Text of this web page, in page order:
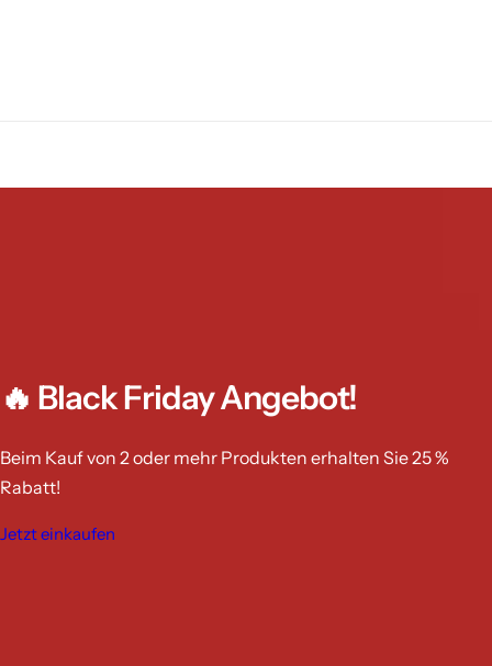
🔥 Black Friday Angebot!
Beim Kauf von 2 oder mehr Produkten erhalten Sie 25 %
Rabatt!
Jetzt einkaufen